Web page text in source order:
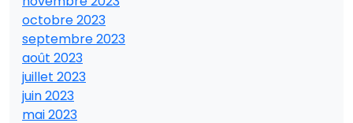
octobre 2023
septembre 2023
août 2023
juillet 2023
juin 2023
mai 2023